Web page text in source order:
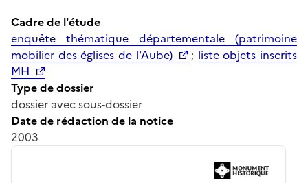
Cadre de l'étude
enquête thématique départementale (patrimoine
mobilier des églises de l'Aube)
; liste objets inscrits
MH
Type de dossier
dossier avec sous-dossier
Date de rédaction de la notice
2003